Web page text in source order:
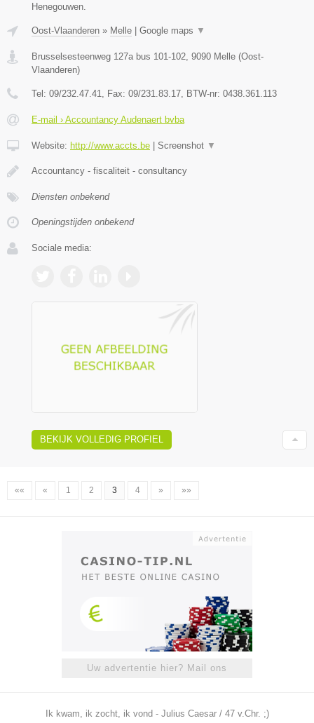
Henegouwen.
Oost-Vlaanderen » Melle Google maps ▼
Brusselsesteenweg 127a bus 101-102 9090 Melle (Oost-
Vlaanderen)
Tel: 09/232.47.41 , Fax: 09/231.83.17 , BTW-nr: 0438.361.113
E-mail › Accountancy Audenaert bvba
Website: http://www.accts.be Screenshot ▼
Accountancy - fiscaliteit - consultancy
Diensten onbekend
Openingstijden onbekend
Sociale media:
BEKIJK VOLLEDIG PROFIEL
«« « 1 2 3 4 » »»
Uw advertentie hier? Mail ons
Ik kwam, ik zocht, ik vond - Julius Caesar / 47 v.Chr. ;)